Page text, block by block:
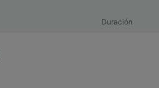
Duración